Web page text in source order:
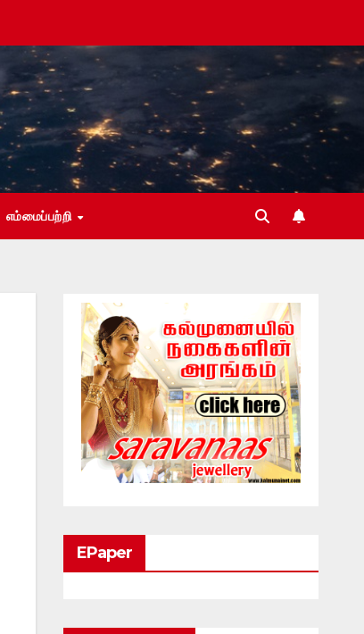
எம்மைப்பற்றி
EPaper